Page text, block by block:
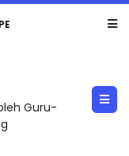
Guru-